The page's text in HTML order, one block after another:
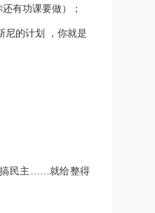
有功课要做）；
尼的计划 ，你就是
搞民主……就给整得